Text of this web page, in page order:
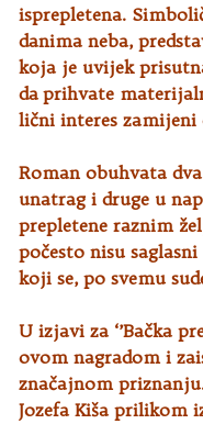
isprepletena.
danima neba,
koja je uvijek
da prihvate
lični interes zamijeni
Roman obuhvata
unatrag i druge u
prepletene raznim
počesto nisu
koji se, po svemu
U izjavi za ‘’Bačka
ovom nagradom i
značajnom
Jozefa Kiša prilikom